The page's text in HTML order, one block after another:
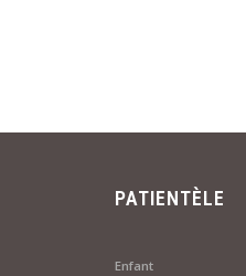
PATIENTÈLE
Enfant